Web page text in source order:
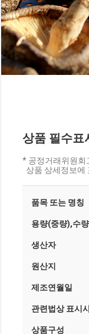
상품 필수표
* 공정거래위원회
상품 상세정보에
품목 또는 명칭
용량(중량),수량
생산자
원산지
제조연월일
관련법상 표시
상품구성